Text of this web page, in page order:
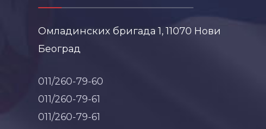
Омладинских бригада 1, 11070 Нови
Београд
011/260-79-60
011/260-79-61
011/260-79-61